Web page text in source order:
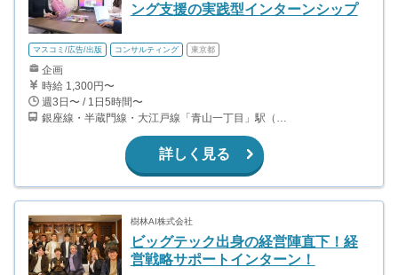
ング支援の実践型インターンシップ
マスコミ/広告/出版 コンサルティング 東京都
企画
時給 1,300円〜
週3日〜 / 1日5時間〜
銀座線・半蔵門線・大江戸線「青山一丁目」駅（5出口） 徒歩4分 銀座線「外苑前」駅（4b出口） 徒歩4分 銀座線・半蔵門線・千代田線「表参道」駅（A4出口） 徒歩15分
詳しく見る
樹林AI株式会社
ビッグテック出身の経営陣直下！経
営戦略サポートインターン！